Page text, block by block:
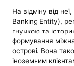
На відміну від
Banking Entity),
гнучкою та
формування
острові. Вона
іноземним